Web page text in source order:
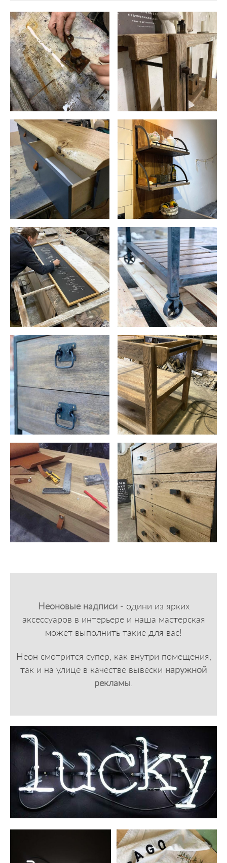
Неоновые надписи - одини из ярких
аксессуаров в интерьере и наша мастерская
может выполнить такие для вас!
Неон смотрится супер, как внутри помещения,
так и на улице в качестве вывески наружной
рекламы.